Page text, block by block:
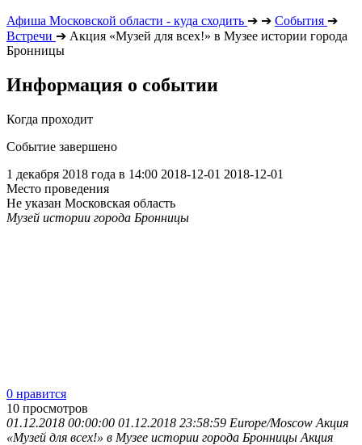
Афиша Московской области - куда сходить ➔ ➔ События ➔
Встречи ➔ Акция «Музей для всех!» в Музее истории города
Бронницы
Информация о событии
Когда проходит
Событие завершено
1 декабря 2018 года в 14:00 2018-12-01 2018-12-01
Место проведения
Не указан Московская область
Музей истории города Бронницы
0 нравится
10 просмотров
01.12.2018 00:00:00 01.12.2018 23:58:59 Europe/Moscow Акция
«Музей для всех!» в Музее истории города Бронницы Акция